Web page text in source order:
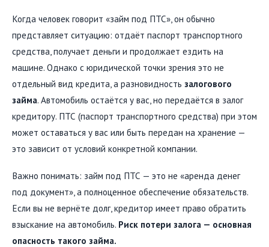
Когда человек говорит «займ под ПТС», он обычно
представляет ситуацию: отдаёт паспорт транспортного
средства, получает деньги и продолжает ездить на
машине. Однако с юридической точки зрения это не
отдельный вид кредита, а разновидность залогового
займа. Автомобиль остаётся у вас, но передаётся в залог
кредитору. ПТС (паспорт транспортного средства) при этом
может оставаться у вас или быть передан на хранение —
это зависит от условий конкретной компании.
Важно понимать: займ под ПТС — это не «аренда денег
под документ», а полноценное обеспечение обязательств.
Если вы не вернёте долг, кредитор имеет право обратить
взыскание на автомобиль. Риск потери залога — основная
опасность такого займа.